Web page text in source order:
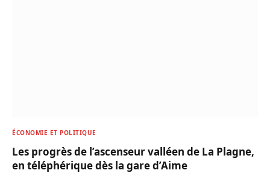
ÉCONOMIE ET POLITIQUE
Les progrès de l’ascenseur valléen de La Plagne,
en téléphérique dès la gare d’Aime